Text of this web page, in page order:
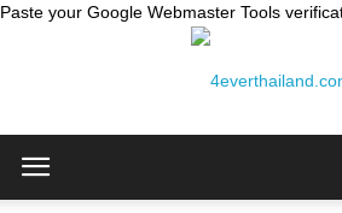
Paste your Google Webmaster Tools